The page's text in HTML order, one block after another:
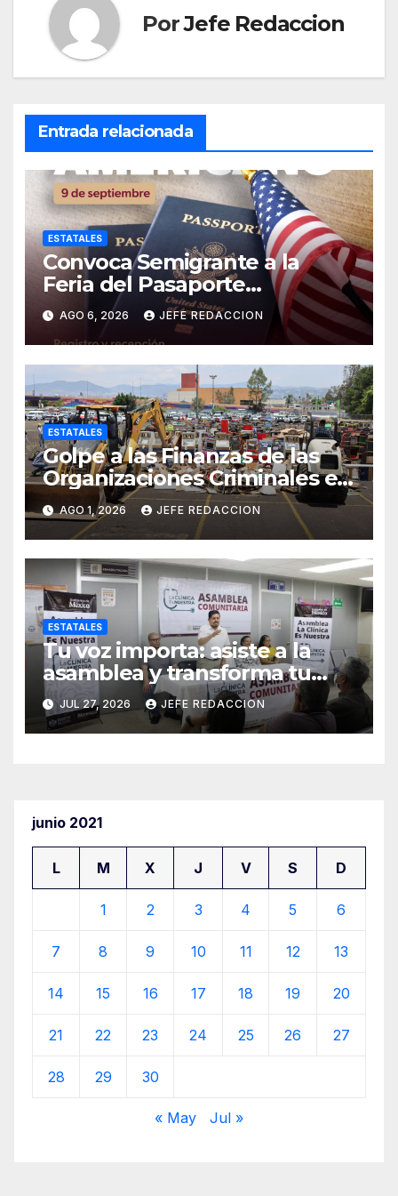
PorJefe Redaccion
Entrada relacionada
ESTATALES
Convoca Semigrante a la
Feria del Pasaporte
Estadounidense 2026
AGO 6, 2026 JEFE REDACCION
ESTATALES
Golpe a las Finanzas de las
Organizaciones Criminales en
Operativos
Interinstitucionales
AGO 1, 2026 JEFE REDACCION
ESTATALES
Tu voz importa: asiste a la
asamblea y transforma tu
clínica del IMSS-Bienestar
JUL 27, 2026 JEFE REDACCION
junio 2021
L M X J V S D
1 2 3 4 5 6
7 8 9 10 11 12 13
14 15 16 17 18 19 20
21 22 23 24 25 26 27
28 29 30
« May Jul »